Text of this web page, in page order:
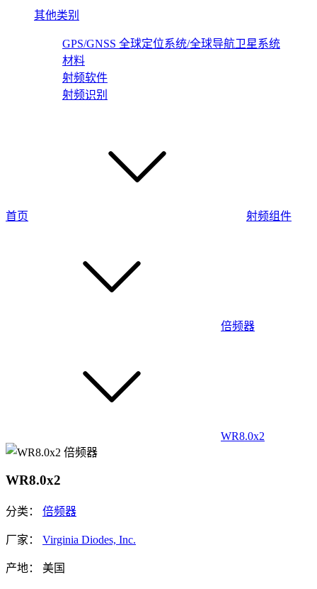
其他类别
GPS/GNSS 全球定位系统/全球导航卫星系统
材料
射频软件
射频识别
首页 射频组件
倍频器
WR8.0x2
WR8.0x2
分类： 倍频器
厂家： Virginia Diodes, Inc.
产地： 美国